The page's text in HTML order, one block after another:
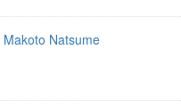
Makoto Natsume